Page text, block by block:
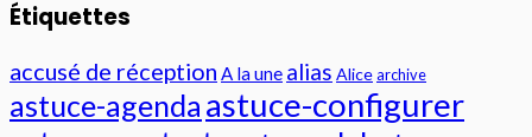
Étiquettes
accusé de réception A la une alias Alicearchive
astuce-agenda astuce-configurer